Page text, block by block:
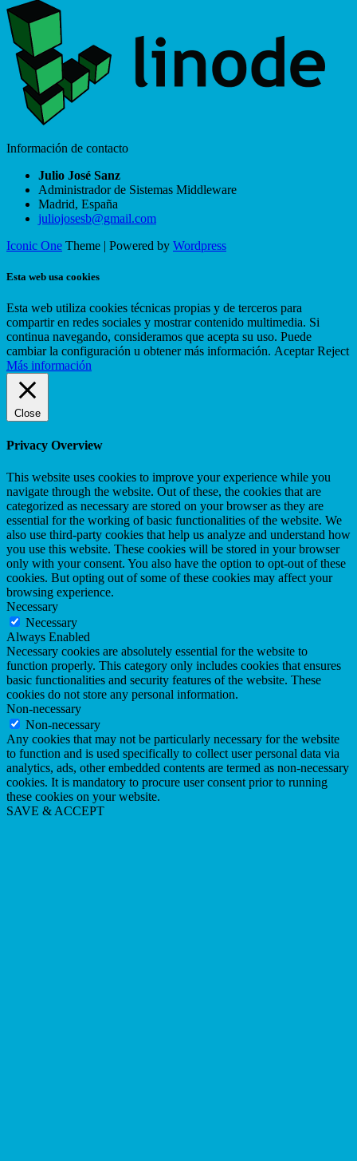
Información de contacto
Julio José Sanz
Administrador de Sistemas Middleware
Madrid, España
juliojosesb@gmail.com
Iconic One Theme | Powered by Wordpress
Esta web usa cookies
Esta web utiliza cookies técnicas propias y de terceros para
compartir en redes sociales y mostrar contenido multimedia. Si
continua navegando, consideramos que acepta su uso. Puede
cambiar la configuración u obtener más información. Aceptar Reject
Más información
Close
Privacy Overview
This website uses cookies to improve your experience while you
navigate through the website. Out of these, the cookies that are
categorized as necessary are stored on your browser as they are
essential for the working of basic functionalities of the website. We
also use third-party cookies that help us analyze and understand how
you use this website. These cookies will be stored in your browser
only with your consent. You also have the option to opt-out of these
cookies. But opting out of some of these cookies may affect your
browsing experience.
Necessary
Necessary
Always Enabled
Necessary cookies are absolutely essential for the website to
function properly. This category only includes cookies that ensures
basic functionalities and security features of the website. These
cookies do not store any personal information.
Non-necessary
Non-necessary
Any cookies that may not be particularly necessary for the website
to function and is used specifically to collect user personal data via
analytics, ads, other embedded contents are termed as non-necessary
cookies. It is mandatory to procure user consent prior to running
these cookies on your website.
SAVE & ACCEPT